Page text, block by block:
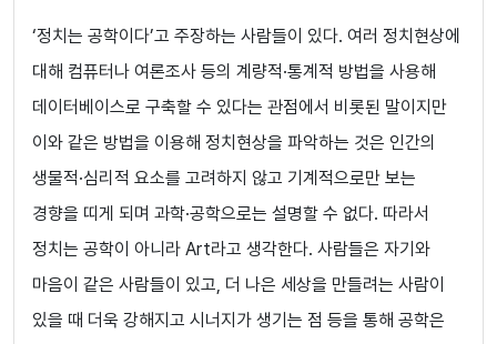
‘정치는 공학이다’고 주장하는 사람들이 있다. 여러 정치현상에
대해 컴퓨터나 여론조사 등의 계량적·통계적 방법을 사용해
데이터베이스로 구축할 수 있다는 관점에서 비롯된 말이지만
이와 같은 방법을 이용해 정치현상을 파악하는 것은 인간의
생물적·심리적 요소를 고려하지 않고 기계적으로만 보는
경향을 띠게 되며 과학·공학으로는 설명할 수 없다. 따라서
정치는 공학이 아니라 Art라고 생각한다. 사람들은 자기와
마음이 같은 사람들이 있고, 더 나은 세상을 만들려는 사람이
있을 때 더욱 강해지고 시너지가 생기는 점 등을 통해 공학은